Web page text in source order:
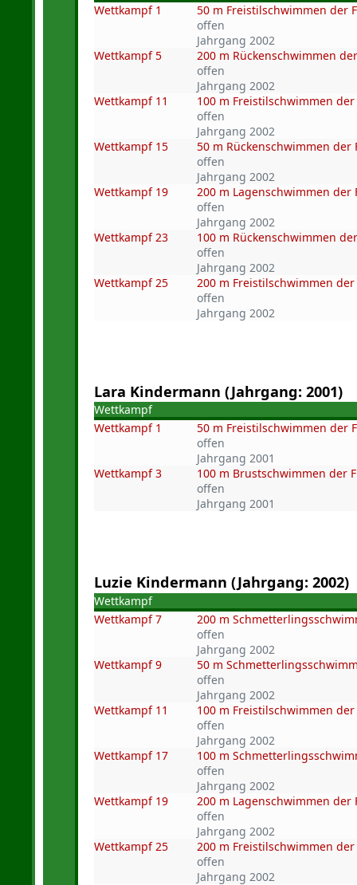
Wettkampf 1
50 m Freistilschwimmen der
offen
Jahrgang 2002
Wettkampf 5
200 m Rückenschwimmen
offen
Jahrgang 2002
Wettkampf 11
100 m Freistilschwimmen
offen
Jahrgang 2002
Wettkampf 15
50 m Rückenschwimmen der
offen
Jahrgang 2002
Wettkampf 19
200 m Lagenschwimmen der
offen
Jahrgang 2002
Wettkampf 23
100 m Rückenschwimmen
offen
Jahrgang 2002
Wettkampf 25
200 m Freistilschwimmen
offen
Jahrgang 2002
Lara Kindermann (Jahrgang: 2001)
Wettkampf
Wettkampf 1
50 m Freistilschwimmen der
offen
Jahrgang 2001
Wettkampf 3
100 m Brustschwimmen der
offen
Jahrgang 2001
Luzie Kindermann (Jahrgang: 2002)
Wettkampf
Wettkampf 7
200 m
offen
Jahrgang 2002
Wettkampf 9
50 m
offen
Jahrgang 2002
Wettkampf 11
100 m Freistilschwimmen
offen
Jahrgang 2002
Wettkampf 17
100 m
offen
Jahrgang 2002
Wettkampf 19
200 m Lagenschwimmen der
offen
Jahrgang 2002
Wettkampf 25
200 m Freistilschwimmen
offen
Jahrgang 2002